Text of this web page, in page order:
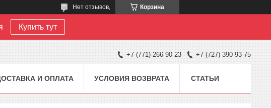
Корзина
Нет отзывов,
Купить тут
+7 (771) 266-90-23 +7 (727) 390-93-75
И ОПЛАТА УСЛОВИЯ ВОЗВРАТА СТАТЬИ